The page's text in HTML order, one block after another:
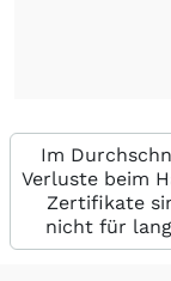
Im
Verluste beim
Zertifikate
nicht für